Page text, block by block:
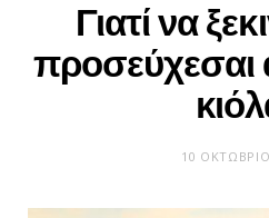
Γιατί να
10